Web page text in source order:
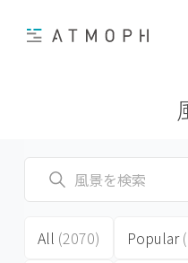
All (2070)
Popular